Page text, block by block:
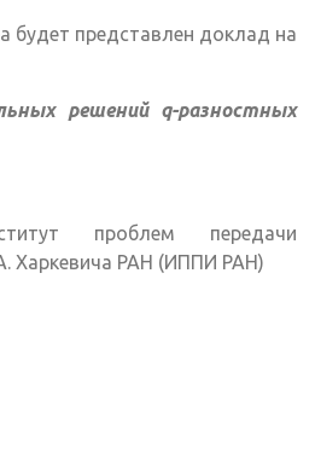
будет представлен доклад на
решений q-разностных
проблем передачи
Харкевича РАН (ИППИ РАН)